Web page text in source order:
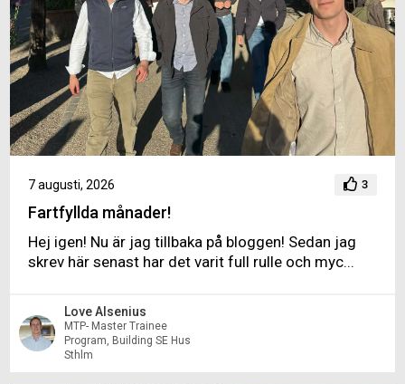
7 augusti, 2026 3
Fartfyllda månader!
Hej igen! Nu är jag tillbaka på bloggen! Sedan jag
skrev här senast har det varit full rulle och myc...
Love Alsenius
MTP- Master Trainee
Program, Building SE Hus
Sthlm